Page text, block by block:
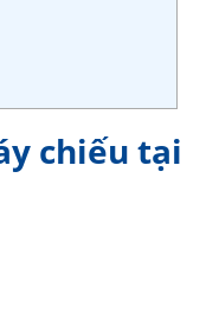
chiếu tại